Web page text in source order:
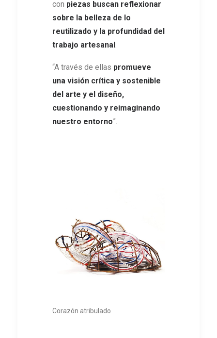
con piezas buscan reflexionar
sobre la belleza de lo
reutilizado y la profundidad del
trabajo artesanal.
“A través de ellas promueve
una visión crítica y sostenible
del arte y el diseño,
cuestionando y reimaginando
nuestro entorno”.
Corazón atribulado